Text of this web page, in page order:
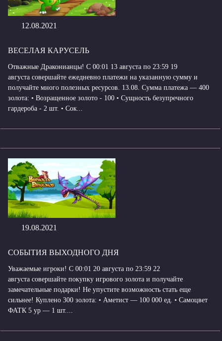
12.08.2021
ВЕСЕЛАЯ КАРУСЕЛЬ
Отважные Драконианцы! С 00:01 13 августа по 23:59 19
августа совершайте ежедневно платежи на указанную сумму и
получайте много полезных ресурсов. 13.08. Сумма платежа — 400
золота: • Возращенное золото - 100 • Сущность безупречного
гардероба - 2 шт. • Сок...
19.08.2021
СОБЫТИЯ ВЫХОДНОГО ДНЯ
Уважаемые игроки! С 00:01 20 августа по 23:59 22
августа совершайте покупку игрового золота и получайте
замечательные подарки! Не упустите возможность стать еще
сильнее! Куплено 300 золота: • Аметист — 100 000 ед. • Самоцвет
ФАТК 5 ур — 1 шт....